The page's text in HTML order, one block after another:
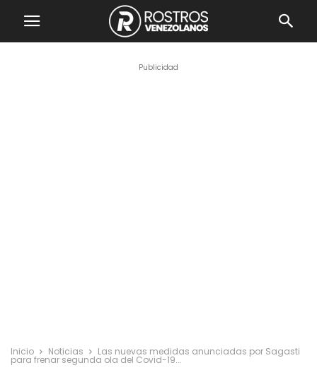
Publicidad
Inicio Noticias Las nuevas medidas anunciadas por Sagasti
para frenar segunda ola del Covid-19...